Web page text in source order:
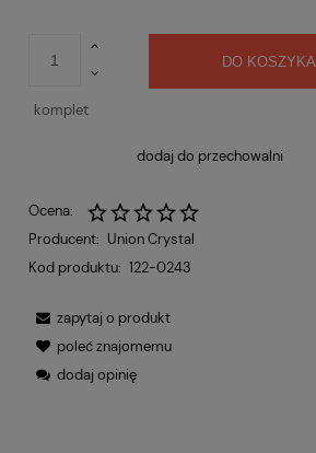
komplet
DO KOSZYKA
dodaj do przechowalni
Ocena:
Producent: Union Crystal
Kod produktu: 122-0243
zapytaj o produkt
poleć znajomemu
dodaj opinię